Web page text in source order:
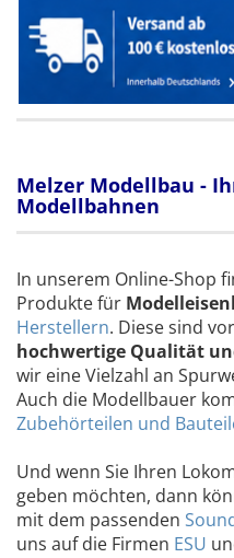
Melzer Modellbau -
Modellbahnen
In unserem Online-Shop
Produkte für
Herstellern. Diese sind
hochwertige Qualität
wir eine Vielzahl an
Auch die Modellbauer
Zubehörteilen und
Und wenn Sie Ihren
geben möchten, dann
mit dem passenden
uns auf die Firmen ESU